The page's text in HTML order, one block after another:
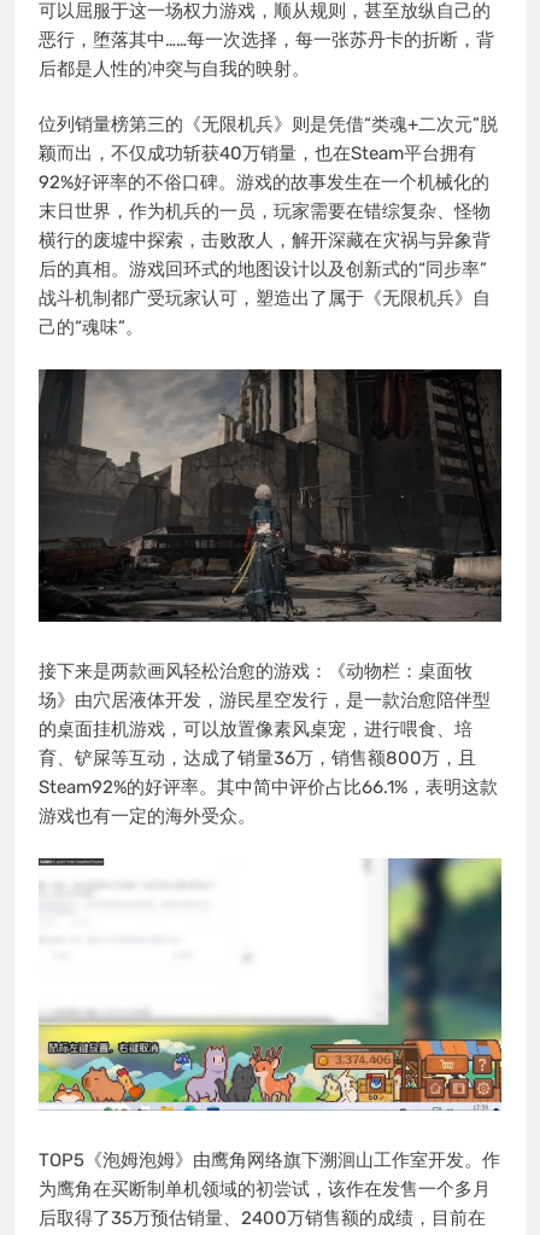
可以屈服于这一场权力游戏，顺从规则，甚至放纵自己的
恶行，堕落其中……每一次选择，每一张苏丹卡的折断，背
后都是人性的冲突与自我的映射。
位列销量榜第三的《无限机兵》则是凭借“类魂+二次元”脱
颖而出，不仅成功斩获40万销量，也在Steam平台拥有
92%好评率的不俗口碑。游戏的故事发生在一个机械化的
末日世界，作为机兵的一员，玩家需要在错综复杂、怪物
横行的废墟中探索，击败敌人，解开深藏在灾祸与异象背
后的真相。游戏回环式的地图设计以及创新式的“同步率”
战斗机制都广受玩家认可，塑造出了属于《无限机兵》自
己的“魂味”。
接下来是两款画风轻松治愈的游戏：《动物栏：桌面牧
场》由穴居液体开发，游民星空发行，是一款治愈陪伴型
的桌面挂机游戏，可以放置像素风桌宠，进行喂食、培
育、铲屎等互动，达成了销量36万，销售额800万，且
Steam92%的好评率。其中简中评价占比66.1%，表明这款
游戏也有一定的海外受众。
TOP5《泡姆泡姆》由鹰角网络旗下溯洄山工作室开发。作
为鹰角在买断制单机领域的初尝试，该作在发售一个多月
后取得了35万预估销量、2400万销售额的成绩，目前在